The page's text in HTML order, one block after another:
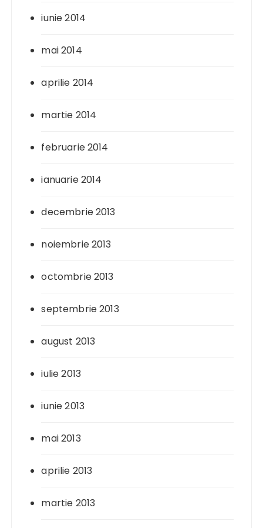
iunie 2014
mai 2014
aprilie 2014
martie 2014
februarie 2014
ianuarie 2014
decembrie 2013
noiembrie 2013
octombrie 2013
septembrie 2013
august 2013
iulie 2013
iunie 2013
mai 2013
aprilie 2013
martie 2013